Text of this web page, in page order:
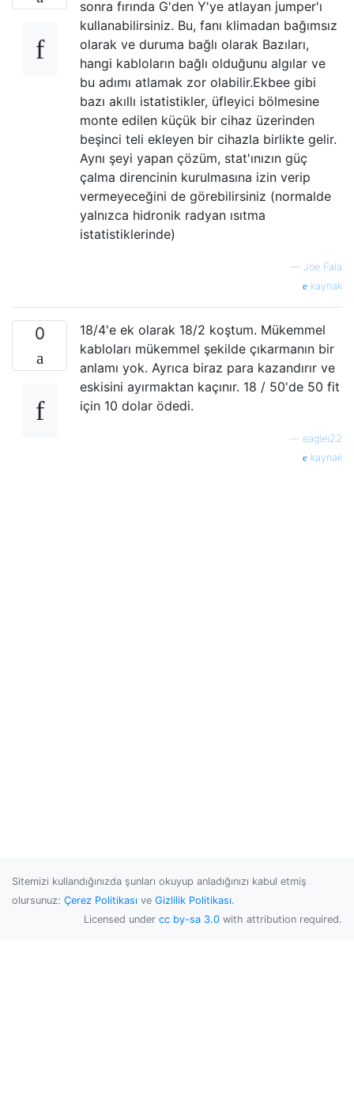
sonra fırında G'den Y'ye atlayan jumper'ı
kullanabilirsiniz. Bu, fanı klimadan bağımsız
olarak ve duruma bağlı olarak Bazıları,
hangi kabloların bağlı olduğunu algılar ve
bu adımı atlamak zor olabilir.Ekbee gibi
bazı akıllı istatistikler, üfleyici bölmesine
monte edilen küçük bir cihaz üzerinden
beşinci teli ekleyen bir cihazla birlikte gelir.
Aynı şeyi yapan çözüm, stat'ınızın güç
çalma direncinin kurulmasına izin verip
vermeyeceğini de görebilirsiniz (normalde
yalnızca hidronik radyan ısıtma
istatistiklerinde)
— Joe Fala
kaynak
0
18/4'e ek olarak 18/2 koştum. Mükemmel
kabloları mükemmel şekilde çıkarmanın bir
anlamı yok. Ayrıca biraz para kazandırır ve
eskisini ayırmaktan kaçınır. 18 / 50'de 50 fit
için 10 dolar ödedi.
eaglei22
kaynak
Sitemizi kullandığınızda şunları okuyup anladığınızı kabul etmiş
olursunuz: Çerez Politikası ve Gizlilik Politikası.
Licensed under cc by-sa 3.0 with attribution required.